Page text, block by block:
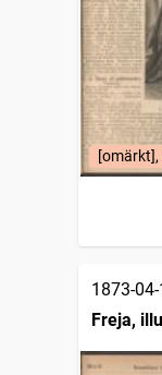
1873-
Freja,